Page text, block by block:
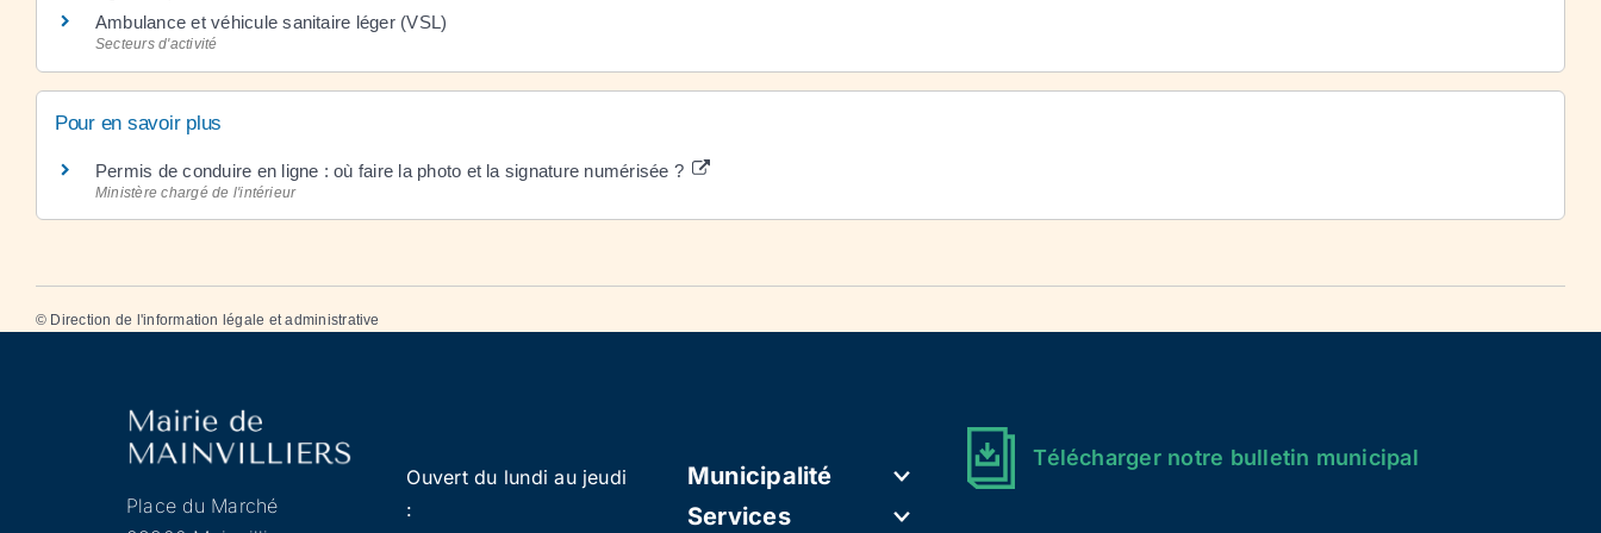
Ambulance et véhicule sanitaire léger (VSL)
Secteurs d'activité
Pour en savoir plus
Permis de conduire en ligne : où faire la photo et la signature numérisée ?
Ministère chargé de l'intérieur
© Direction de l'information légale et administrative
Place du Marché
Ouvert du lundi au jeudi
:
Municipalité
Services
Télécharger notre bulletin municipal